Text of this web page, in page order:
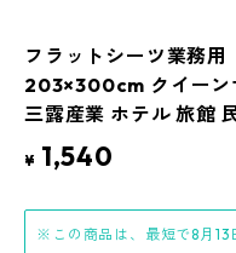
フラットシーツ業務
203×300cm クイーン
三露産業 ホテル 旅館
¥ 1,540
※この商品は、最短で8月13